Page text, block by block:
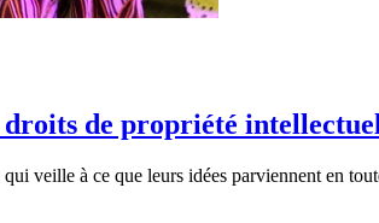
droits de propriété
veille à ce que leurs idées parviennent en